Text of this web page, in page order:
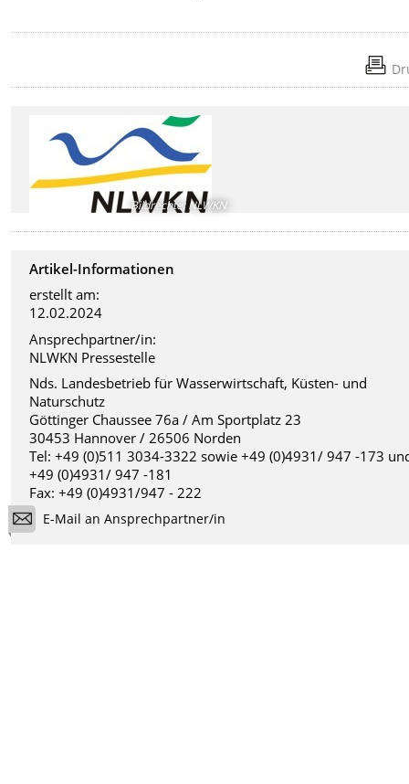
Bildrechte:NLWKN
Artikel-Informationen
erstellt am:
12.02.2024
Ansprechpartner/in:
NLWKN Pressestelle
Nds. Landesbetrieb für Wasserwirtschaft, Küsten- und
Naturschutz
Göttinger Chaussee 76a / Am Sportplatz 23
30453 Hannover / 26506 Norden
Tel: +49 (0)511 3034-3322 sowie +49 (0)4931/ 947 -173
+49 (0)4931/ 947 -181
Fax: +49 (0)4931/947 - 222
E-Mail an Ansprechpartner/in